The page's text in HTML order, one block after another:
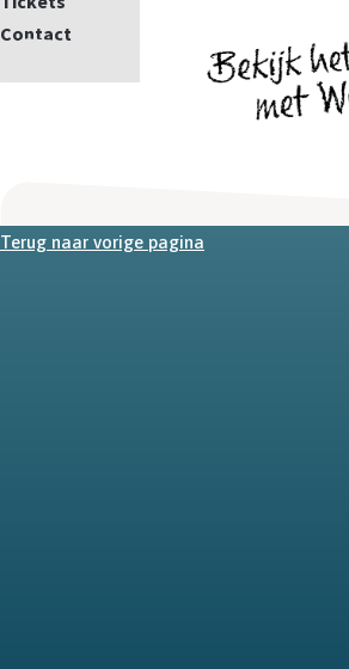
Contact
Terug naar vorige pagina